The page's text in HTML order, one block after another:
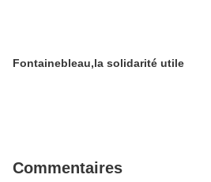
Fontainebleau,la solidarité utile
Commentaires